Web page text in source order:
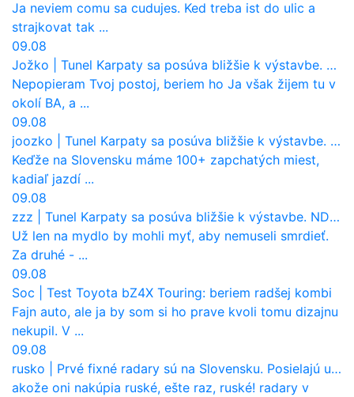
Ja neviem comu sa cudujes. Ked treba ist do ulic a
strajkovat tak ...
09.08
Jožko
Tunel Karpaty sa posúva bližšie k výstavbe. NDS urobila dôležitý krok
Nepopieram Tvoj postoj, beriem ho Ja však žijem tu v
okolí BA, a ...
09.08
joozko
Tunel Karpaty sa posúva bližšie k výstavbe. NDS urobila dôležitý krok
Keďže na Slovensku máme 100+ zapchatých miest,
kadiaľ jazdí ...
09.08
zzz
Tunel Karpaty sa posúva bližšie k výstavbe. NDS urobila dôležitý krok
Už len na mydlo by mohli myť, aby nemuseli smrdieť.
Za druhé - ...
09.08
Soc
Test Toyota bZ4X Touring: beriem radšej kombi
Fajn auto, ale ja by som si ho prave kvoli tomu dizajnu
nekupil. V ...
09.08
rusko
Prvé fixné radary sú na Slovensku. Posielajú už pokuty? Ukáže ich Waze?
akože oni nakúpia ruské, ešte raz, ruské! radary v